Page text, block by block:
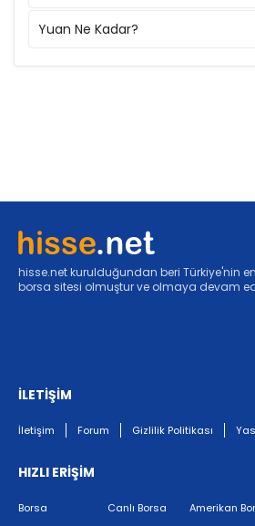
Yuan Ne Kadar?
hisse.net kurulduğundan beri Türkiye'nin
borsa sitesi olmuştur ve olmaya devam
İLETİŞİM
İletişim Forum Gizlilik Politikası
HIZLI ERİŞİM
Borsa
Canlı Borsa
Amerikan